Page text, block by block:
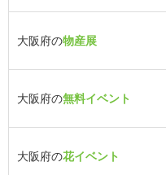
大阪府の物産展
大阪府の無料イベント
大阪府の花イベント